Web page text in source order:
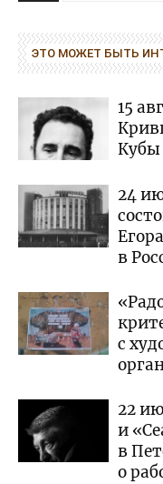
ЭТО МОЖЕТ БЫТЬ
15
Кубы
24
в
с
22
и
в
о